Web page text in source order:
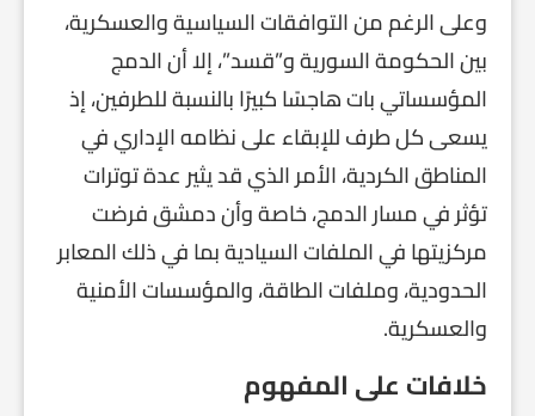
وعلى الرغم من التوافقات السياسية والعسكرية،
بين الحكومة السورية و”قسد”، إلا أن الدمج
المؤسساتي بات هاجسًا كبيرًا بالنسبة للطرفين، إذ
يسعى كل طرف للإبقاء على نظامه الإداري في
المناطق الكردية، الأمر الذي قد يثير عدة توترات
تؤثر في مسار الدمج، خاصة وأن دمشق فرضت
مركزيتها في الملفات السيادية بما في ذلك المعابر
الحدودية، وملفات الطاقة، والمؤسسات الأمنية
والعسكرية.
خلافات على المفهوم